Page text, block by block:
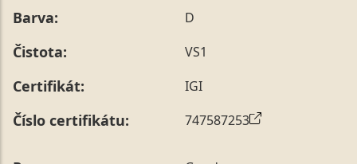
Barva: D
Čistota: VS1
Certifikát: IGI
Číslo certifikátu: 747587253